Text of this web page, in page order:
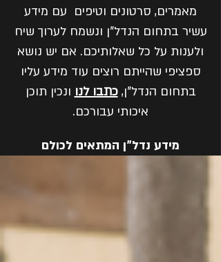
מאמרים, סרטונים וטיפים עם מידע
עשיר בתחום הנדל"ן ונשמח לערוך שיח
ולענות על כל שאלותיכם. אם יש נושא
ספציפי שהייתם רוצים עוד מידע עליו
בתחום הנדל"ן,כתבו לנו ונכין תוכן
איכותי עבורכם.
מידע נדל"ן המתאים לכולם